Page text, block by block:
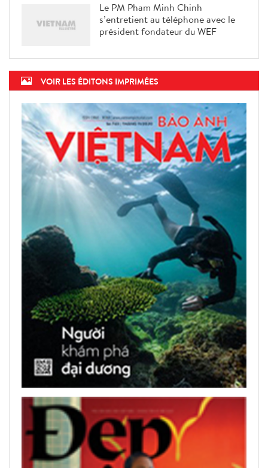
Le PM Pham Minh Chinh
s’entretient au téléphone avec le
président fondateur du WEF
VOIR LES ÉDITONS IMPRIMÉES